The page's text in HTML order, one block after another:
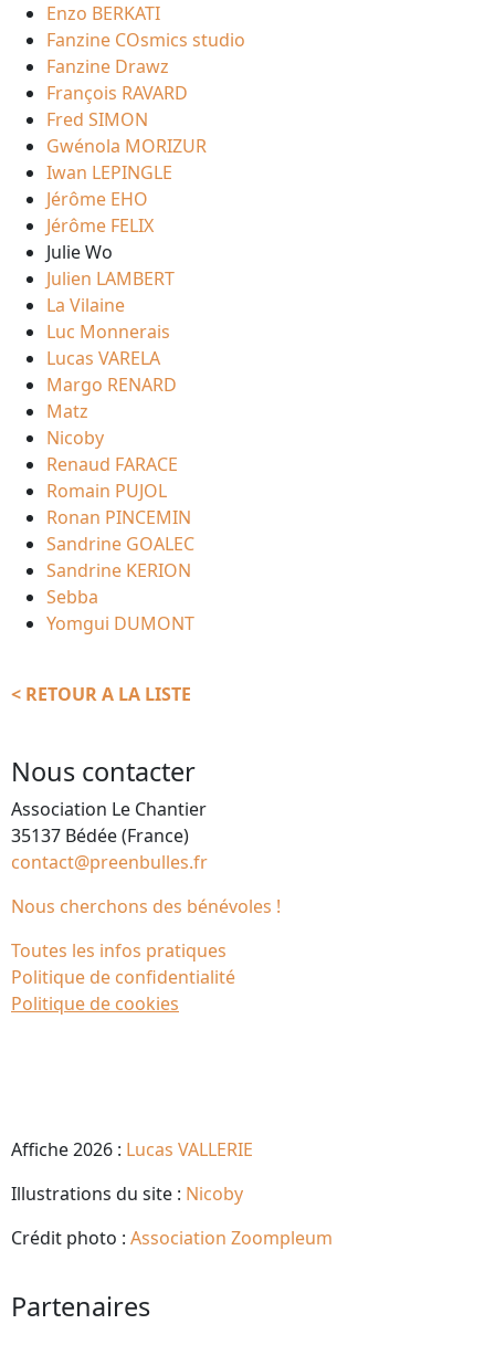
Enzo BERKATI
Fanzine COsmics studio
Fanzine Drawz
François RAVARD
Fred SIMON
Gwénola MORIZUR
Iwan LEPINGLE
Jérôme EHO
Jérôme FELIX
Julie Wo
Julien LAMBERT
La Vilaine
Luc Monnerais
Lucas VARELA
Margo RENARD
Matz
Nicoby
Renaud FARACE
Romain PUJOL
Ronan PINCEMIN
Sandrine GOALEC
Sandrine KERION
Sebba
Yomgui DUMONT
< RETOUR A LA LISTE
Nous contacter
Association Le Chantier
35137 Bédée (France)
contact@preenbulles.fr
Nous cherchons des bénévoles !
Toutes les infos pratiques
Politique de confidentialité
Politique de cookies
Affiche 2026 : Lucas VALLERIE
Illustrations du site : Nicoby
Crédit photo : Association Zoompleum
Partenaires